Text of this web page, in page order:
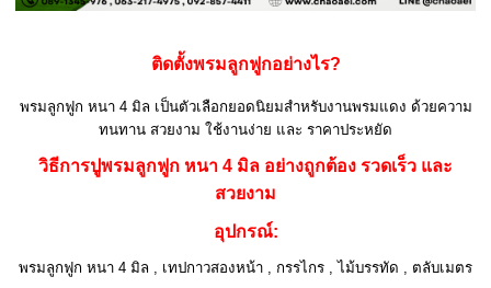
ติดตั้งพรมลูกฟูกอย่างไร?
พรมลูกฟูก หนา 4 มิล เป็นตัวเลือกยอดนิยมสำหรับงานพรมแดง ด้วยความ
ทนทาน สวยงาม ใช้งานง่าย และ ราคาประหยัด
วิธีการปูพรมลูกฟูก หนา 4 มิล อย่างถูกต้อง รวดเร็ว และ
สวยงาม
อุปกรณ์:
พรมลูกฟูก หนา 4 มิล , เทปกาวสองหน้า , กรรไกร , ไม้บรรทัด , ตลับเมตร